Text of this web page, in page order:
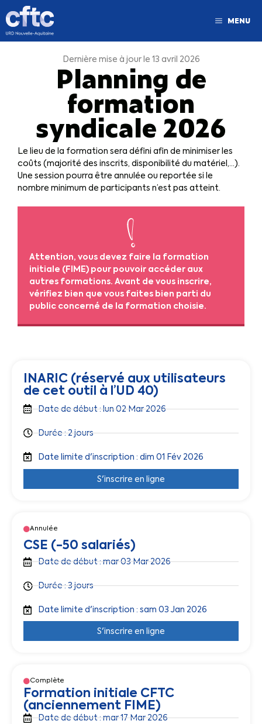
MENU
Dernière mise à jour le 13 avril 2026
Planning de
formation
syndicale 2026
Le lieu de la formation sera défini afin de minimiser les
coûts (majorité des inscrits, disponibilité du matériel,…).
Une session pourra être annulée ou reportée si le
nombre minimum de participants n’est pas atteint.
Attention, vous devez faire la formation
initiale (FIME) pour pouvoir accéder aux
autres formations. Avant de vous inscrire,
vérifiez bien que vous faites bien parti du
public concerné de la formation choisie.
INARIC (réservé aux utilisateurs
de cet outil à l’UD 40)
Date de début : lun 02 Mar 2026
Durée : 2 jours
Date limite d'inscription : dim 01 Fév 2026
S'inscrire en ligne
CSE (-50 salariés)
Date de début : mar 03 Mar 2026
Durée : 3 jours
Date limite d'inscription : sam 03 Jan 2026
S'inscrire en ligne
Annulée
Formation initiale CFTC
(anciennement FIME)
Date de début : mar 17 Mar 2026
Complète